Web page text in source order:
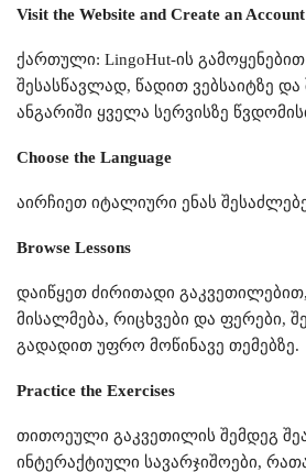
Visit the Website and Create an Account
ქართული: LingoHut-ის
შესასწავლად, წადით ვებსაიტზე და
ანგარიში ყველა სერვისზე
Choose the Language
აირჩიეთ იტალიური ენას
Browse Lessons
დაიწყეთ ძირითადი
მისალმება, რიცხვები და ფერები,
გადადით უფრო მოწინავე თემებზე.
Practice the Exercises
თითოეული გაკვეთილის შემდეგ
ინტერაქტიული სავარჯიშოები,